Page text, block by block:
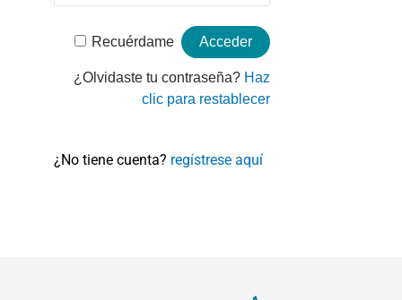
Recuérdame
¿Olvidaste tu contraseña? Haz
clic para restablecer
¿No tiene cuenta? regístrese aquí